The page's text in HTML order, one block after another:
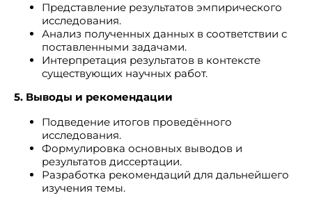
Представление результатов эмпирического
исследования.
Анализ полученных данных в соответствии с
поставленными задачами.
Интерпретация результатов в контексте
существующих научных работ.
5. Выводы и рекомендации
Подведение итогов проведённого
исследования.
Формулировка основных выводов и
результатов диссертации.
Разработка рекомендаций для дальнейшего
изучения темы.